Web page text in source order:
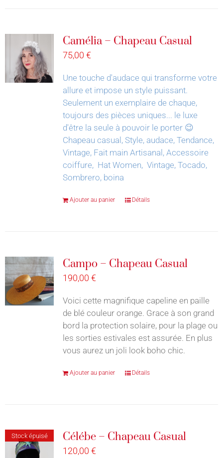
Camélia – Chapeau Casual
75,00 €
Une touche d'audace qui transforme votre
allure et impose un style puissant.
Seulement un exemplaire de chaque,
toujours des pièces uniques... le luxe
d'être la seule à pouvoir le porter 😉
Chapeau casual, Style, audace, Tendance,
Vintage, Fait main Artisanal, Accessoire
coiffure, Hat Women, Vintage, Tocado,
Sombrero, boina
Ajouter au panier Détails
Campo – Chapeau Casual
190,00 €
Voici cette magnifique capeline en paille
de blé couleur orange. Grace à son grand
bord la protection solaire, pour la plage ou
les sorties estivales est assurée. En plus
vous aurez un joli look boho chic.
Ajouter au panier Détails
Stock épuisé Célébe – Chapeau Casual
120,00 €